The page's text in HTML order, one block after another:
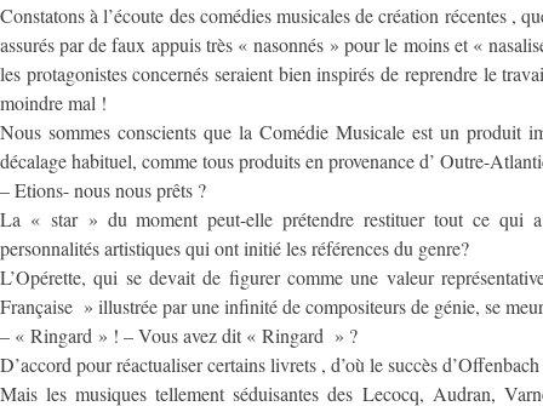
Constatons à l’écoute des comédies musicales de création récentes ,
assurés par de faux appuis très « nasonnés » pour le moins et «
les protagonistes concernés seraient bien inspirés de reprendre le
moindre mal !
Nous sommes conscients que la Comédie Musicale est un produit
décalage habituel, comme tous produits en provenance d’ Outre-
– Etions- nous nous prêts ?
La « star » du moment peut-elle prétendre restituer tout ce qui
personnalités artistiques qui ont initié les références du genre?
L’Opérette, qui se devait de figurer comme une valeur
Française » illustrée par une infinité de compositeurs de génie, se
– « Ringard » ! – Vous avez dit « Ringard » ?
D’accord pour réactualiser certains livrets , d’où le succès
Mais les musiques tellement séduisantes des Lecocq, Audran,